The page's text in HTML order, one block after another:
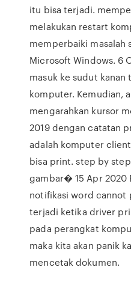
itu bisa terjadi.
melakukan restart
memperbaiki
Microsoft Windows. 6
masuk ke sudut
komputer. Kemudian,
mengarahkan kursor
2019 dengan catatan
adalah komputer
bisa print. step by
gambar� 15 Apr 2020
notifikasi word cannot
terjadi ketika driver
pada perangkat
maka kita akan panik
mencetak dokumen.